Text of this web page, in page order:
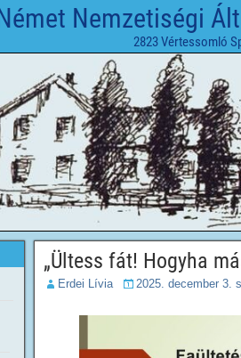
Nemzetiségi
2823 Vértessomló
„Ültess fát! Hogyha
Erdei Lívia 2025. december 3.